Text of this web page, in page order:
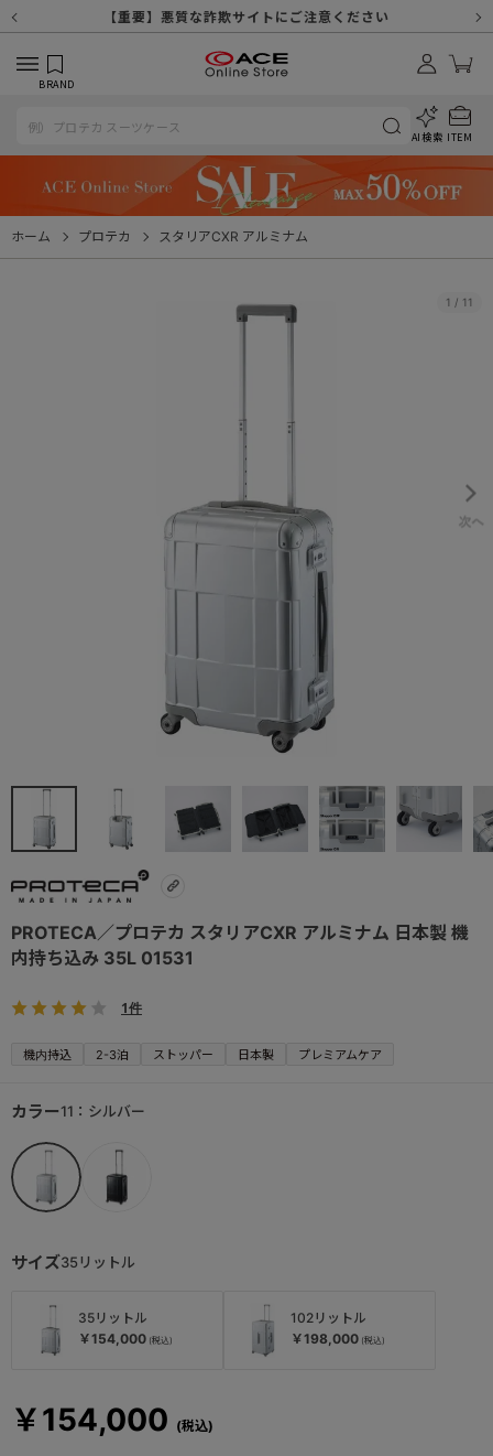
【重要】令和８年熊本地震に伴う配送への影響について
【重要】納品書・領収書ペーパーレス化（電子化）のお知らせ
【重要】天候不良や交通状況・物量増等に伴う配送への影響について
【重要】悪質な詐欺サイトにご注意ください
【重要】各種メールが届かない場合に関しまして
【重要】お問い合わせのご対応に関しまして
【重要】SNSのなりすまし詐欺にご注意ください
BRAND
AI検索 ITEM
ホーム プロテカ スタリアCXR アルミナム
1 / 11
PROTECA／プロテカ スタリアCXR アルミナム 日本製 機
内持ち込み 35L 01531
1件
機内持込 2-3泊 ストッパー 日本製 プレミアムケア
￥154,000
サイズ35リットル
35リットル
￥154,000
102リットル
￥198,000
カラー11：シルバー